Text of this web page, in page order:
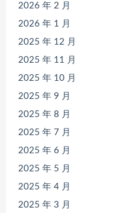
2026 年 2 月
2026 年 1 月
2025 年 12 月
2025 年 11 月
2025 年 10 月
2025 年 9 月
2025 年 8 月
2025 年 7 月
2025 年 6 月
2025 年 5 月
2025 年 4 月
2025 年 3 月